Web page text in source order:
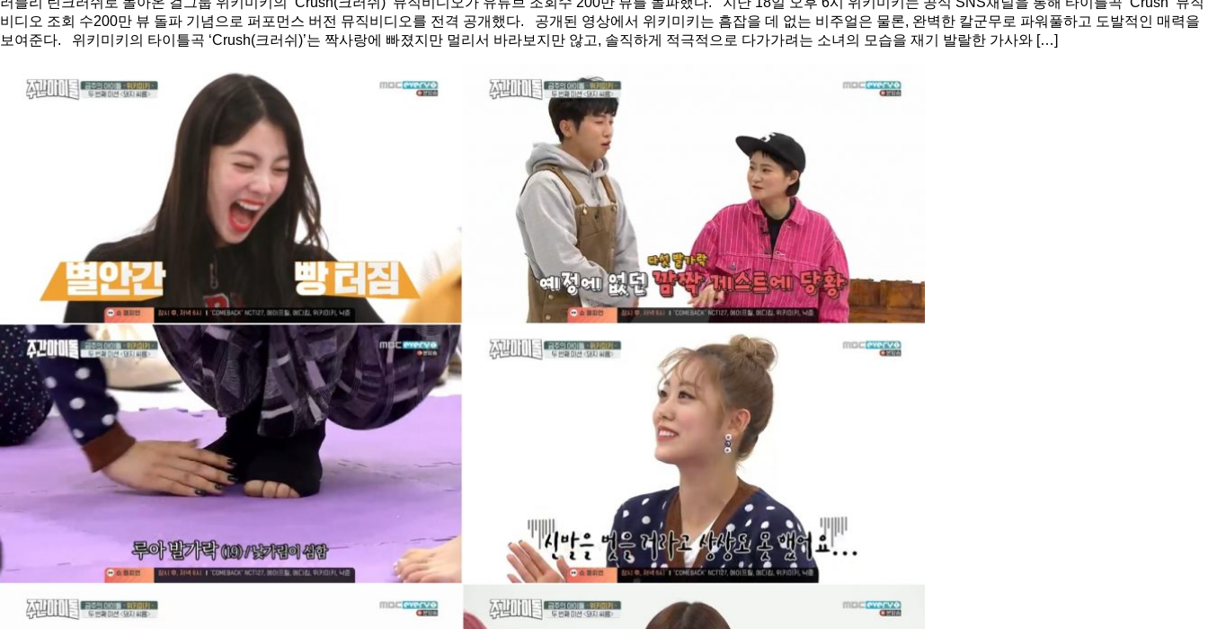
비디오 조회 수200만 뷰 돌파 기념으로 퍼포먼스 버전 뮤직비디오를 전격 공개했다. 공개된 영상에서 위키미키는 흠잡을 데 없는 비주얼은 물론, 완벽한 칼군무로 파워풀하고 도발적인 매력을
보여준다. 위키미키의 타이틀곡 ‘Crush(크러쉬)’는 짝사랑에 빠졌지만 멀리서 바라보지만 않고, 솔직하게 적극적으로 다가가려는 소녀의 모습을 재기 발랄한 가사와 […]